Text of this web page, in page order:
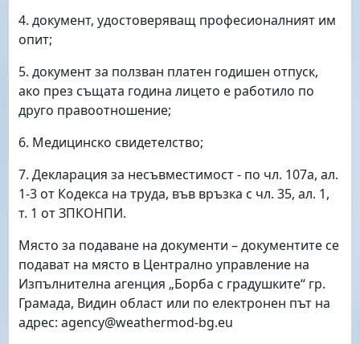
4. документ, удостоверяващ професионалният им
опит;
5. документ за ползван платен годишен отпуск,
ако през същата година лицето е работило по
друго правоотношение;
6. Медицинско свидетелство;
7. Декларация за несъвместимост - по чл. 107а, ал.
1-3 от Кодекса на труда, във връзка с чл. 35, ал. 1,
т. 1 от ЗПКОНПИ.
Място за подаване на документи – документите се
подават на място в Централно управление на
Изпълнителна агенция „Борба с градушките“ гр.
Грамада, Видин област или по електронен път на
адрес:agency@weathermod-bg.eu